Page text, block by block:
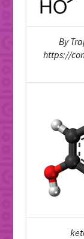
By
https://